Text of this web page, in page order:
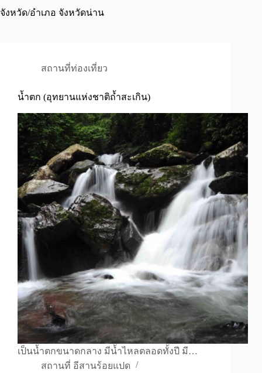
จังหวัด/อำเภอ จังหวัดน่าน
สถานที่ท่องเที่ยว
น้ำตก (อุทยานแห่งชาติถ้ำสะเกิน)
เป็นน้ำตกขนาดกลาง มีน้ำไหลตลอดทั้งปี มี…
สถานที่ อีสานร้อยแปด